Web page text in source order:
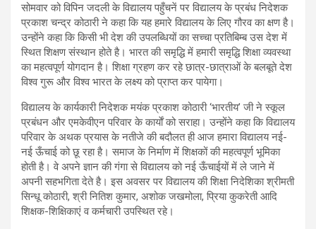
सोमवार को विपिन जदली के विद्यालय पहुँचनें पर विद्यालय के प्रबंध निदेशक
प्रकाश चन्द्र कोठारी ने कहा कि यह हमारे विद्यालय के लिए गौरव का क्षण है।
उन्होंने कहा कि किसी भी देश की उपलब्धियों का सच्चा प्रतिबिम्ब उस देश में
स्थित शिक्षण संस्थान होते है। भारत की समृद्धि में हमारी समृद्धि शिक्षा व्यवस्था
का महत्वपूर्ण योगदान है। शिक्षा ग्रहण कर रहे छात्र-छात्राओं के बलबूते देश
विश्व गुरू और विश्व भारत के लक्ष्य को प्राप्त कर पायेगा।
विद्यालय के कार्यकारी निदेशक मयंक प्रकाश कोठारी ‘भारतीय’ जी ने स्कूल
प्रबंधन और एमकेवीएन परिवार के कार्याें को सराहा। उन्होंने कहा कि विद्यालय
परिवार के अथक प्रयास के नतीजे की बदौलत ही आज हमारा विद्यालय नई-
नई ऊँचाई को छू रहा है। समाज के निर्माण में शिक्षकों की महत्वपूर्ण भूमिका
होती है। वे अपने ज्ञान की गंगा से विद्यालय को नई ऊँचाईयों में ले जाने में
अपनी सहभगिता देते है। इस अवसर पर विद्यालय की शिक्षा निदेशिका श्रीमती
सिन्धू कोठारी, श्री नितिश कुमार, अशोक जखमोला, प्रिया कुकरेती आदि
शिक्षक-शिक्षिकाएं व कर्मचारी उपस्थित रहे।